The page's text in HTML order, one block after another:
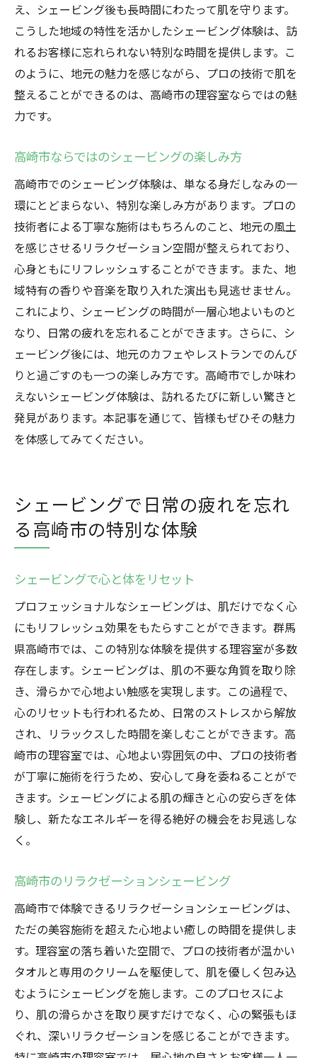
え、シェービング後も長時間にわたって肌を守ります。
こうした地域の特性を活かしたシェービング体験は、訪
れるお客様に忘れられない特別な時間を提供します。こ
のように、地元の魅力を感じながら、プロの技術で肌を
整えることができるのは、高崎市の理容室ならではの魅
力です。
高崎市ならではのシェービングの楽しみ方
高崎市でのシェービング体験は、単なる身だしなみの一
環にとどまらない、特別な楽しみ方があります。プロの
技術者による丁寧な施術はもちろんのこと、地元の風土
を感じさせるリラクゼーション空間が整えられており、
心身ともにリフレッシュすることができます。また、地
域特有の香りや音楽を取り入れた演出も見逃せません。
これにより、シェービングの時間が一層心地よいものと
なり、日常の疲れを忘れることができます。さらに、シ
ェービング後には、地元のカフェやレストランでのんび
りと過ごすのも一つの楽しみ方です。高崎市でしか味わ
えないシェービング体験は、訪れるたびに新しい驚きと
発見があります。本記事を通じて、皆様もぜひその魅力
を体感してみてください。
シェービングで日常の疲れを忘れ
る高崎市の特別な体験
シェービングで心と体をリセット
プロフェッショナルなシェービングは、肌だけでなく心
にもリフレッシュ効果をもたらすことができます。群馬
県高崎市では、この特別な体験を提供する理容室が多数
存在します。シェービングは、肌の不要な角質を取り除
き、滑らかで心地よい触感を実現します。この過程で、
心のリセットも行われるため、日常のストレスから解放
され、リラックスした時間を楽しむことができます。高
崎市の理容室では、心地よい雰囲気の中、プロの技術者
が丁寧に施術を行うため、安心して身を委ねることがで
きます。シェービングによる肌の輝きと心の安らぎを体
験し、新たなエネルギーを得る絶好の機会をお見逃しな
く。
高崎市のリラクゼーションシェービング
高崎市で体験できるリラクゼーションシェービングは、
ただの美容施術を超えた心地よい癒しの時間を提供しま
す。理容室の落ち着いた空間で、プロの技術者が温かい
タオルと専用のクリームを駆使して、肌を優しく包み込
むようにシェービングを施します。このプロセスによ
り、肌の滑らかさを取り戻すだけでなく、心の緊張もほ
ぐれ、深いリラクゼーションを感じることができます。